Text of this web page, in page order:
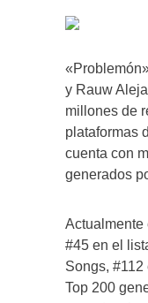
y Rauw
millones de
plataformas
cuenta con
generados
Actualmente
#45 en el
Songs,
Top 200